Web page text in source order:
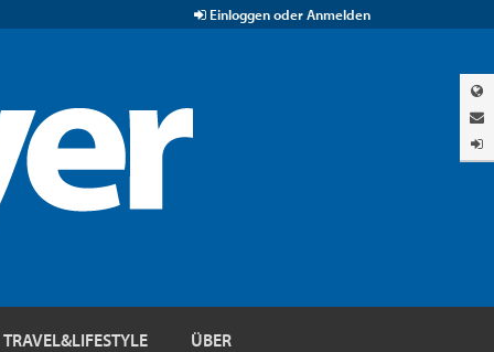
Einloggen oder Anmelden
TRAVEL&LIFESTYLE ÜBER